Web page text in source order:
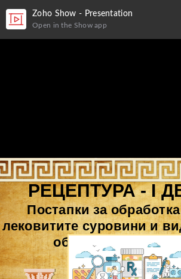
Zoho Show - Presentation
Open in the Show app
РЕЦЕПТУРА - I
Постапки за обработка
лековитите суровини и
облици
лекови